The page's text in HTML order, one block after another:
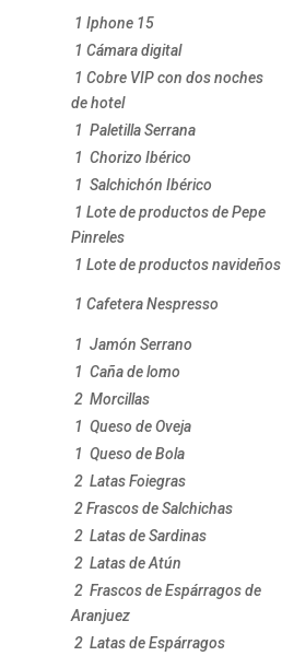
1 Iphone 15
1 Cámara digital
1 Cobre VIP con dos noches
de hotel
1 Paletilla Serrana
1 Chorizo Ibérico
1 Salchichón Ibérico
1 Lote de productos de Pepe
Pinreles
1 Lote de productos navideños
1 Cafetera Nespresso
1 Jamón Serrano
1 Caña de lomo
2 Morcillas
1 Queso de Oveja
1 Queso de Bola
2 Latas Foiegras
2 Frascos de Salchichas
2 Latas de Sardinas
2 Latas de Atún
2 Frascos de Espárragos de
Aranjuez
2 Latas de Espárragos